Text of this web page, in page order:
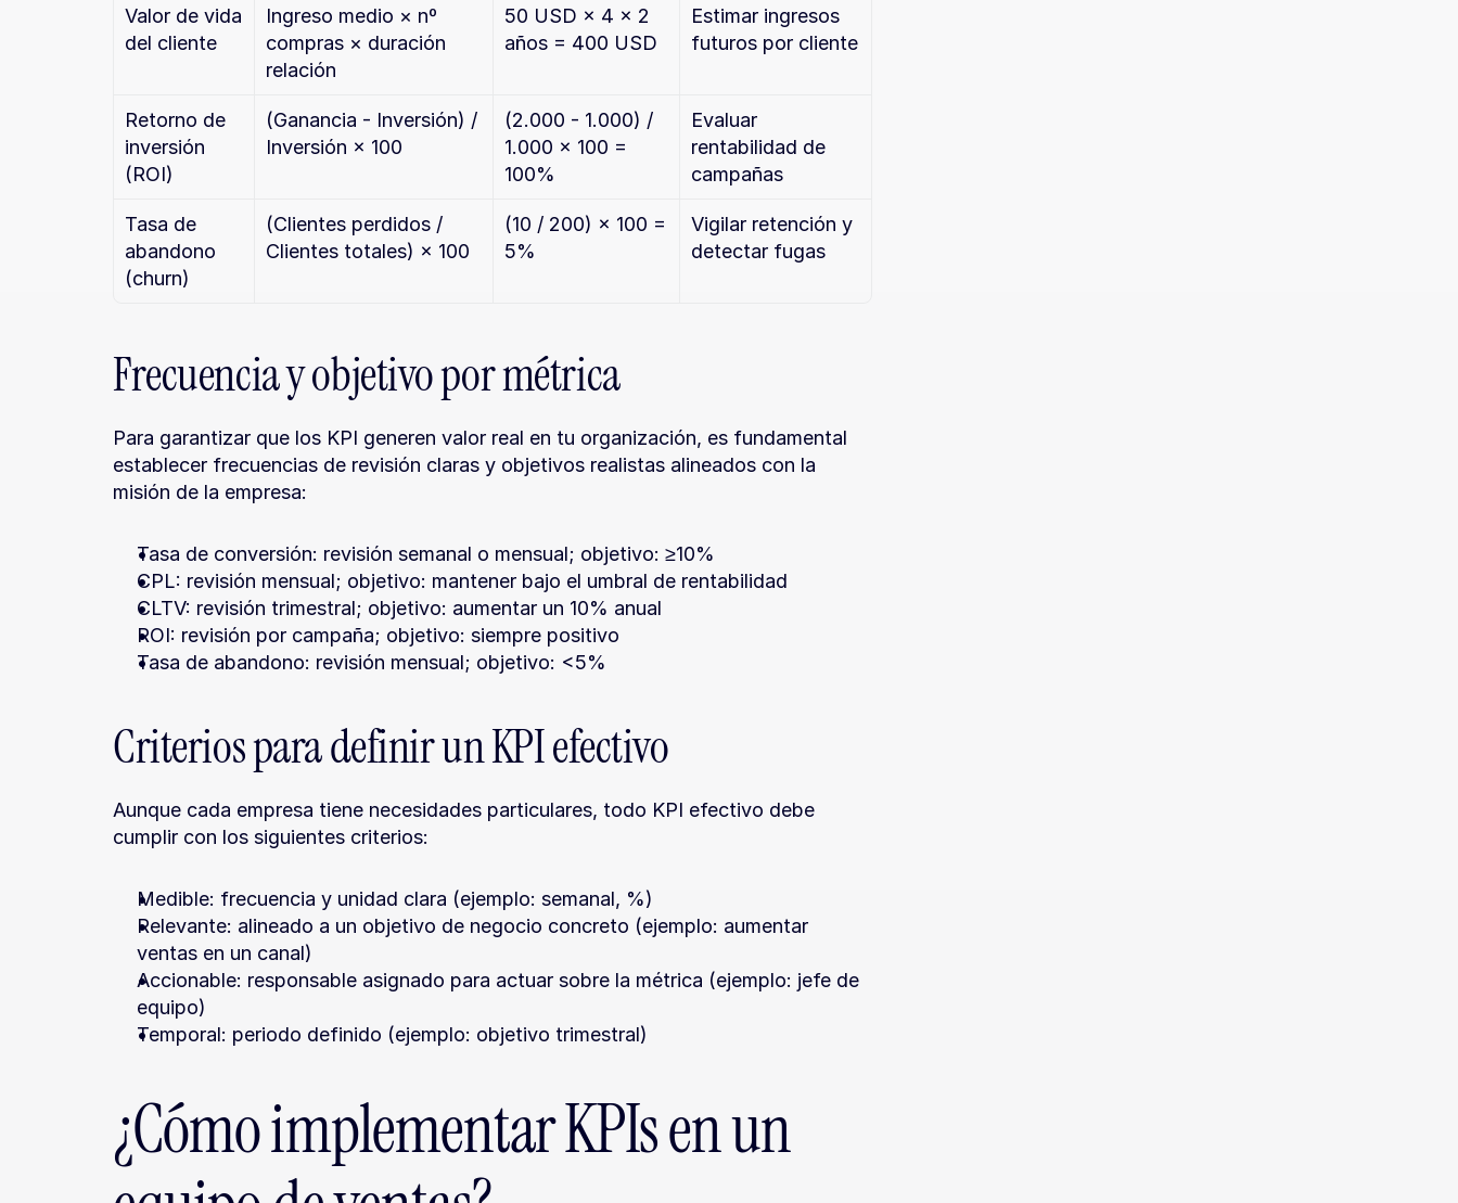
Valor de vida
del cliente
Ingreso medio × nº
compras × duración
relación
50 USD × 4 × 2
años = 400 USD
Estimar ingresos
futuros por cliente
Retorno de
inversión
(ROI)
(Ganancia - Inversión) /
Inversión × 100
(2.000 - 1.000) /
1.000 × 100 =
100%
Evaluar
rentabilidad de
campañas
Tasa de
abandono
(churn)
(Clientes perdidos /
Clientes totales) × 100
(10 / 200) × 100 =
5%
Vigilar retención y
detectar fugas
Frecuencia y objetivo por métrica
Para garantizar que los KPI generen valor real en tu organización, es fundamental
establecer frecuencias de revisión claras y objetivos realistas alineados con la
misión de la empresa:
Tasa de conversión: revisión semanal o mensual; objetivo: ≥10%
CPL: revisión mensual; objetivo: mantener bajo el umbral de rentabilidad
CLTV: revisión trimestral; objetivo: aumentar un 10% anual
ROI: revisión por campaña; objetivo: siempre positivo
Tasa de abandono: revisión mensual; objetivo: <5%
Criterios para definir un KPI efectivo
Aunque cada empresa tiene necesidades particulares, todo KPI efectivo debe
cumplir con los siguientes criterios:
Medible: frecuencia y unidad clara (ejemplo: semanal, %)
Relevante: alineado a un objetivo de negocio concreto (ejemplo: aumentar
ventas en un canal)
Accionable: responsable asignado para actuar sobre la métrica (ejemplo: jefe de
equipo)
Temporal: periodo definido (ejemplo: objetivo trimestral)
¿Cómo implementar KPIs en un